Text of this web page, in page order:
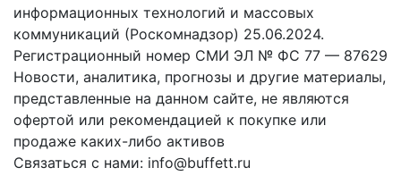
информационных технологий и массовых
коммуникаций (Роскомнадзор) 25.06.2024.
Регистрационный номер СМИ ЭЛ № ФС 77 — 87629
Новости, аналитика, прогнозы и другие материалы,
представленные на данном сайте, не являются
офертой или рекомендацией к покупке или
продаже каких-либо активов
Связаться с нами: info@buffett.ru